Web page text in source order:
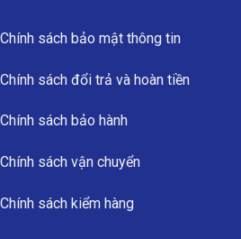
Chính sách bảo mật thông tin
Chính sách đổi trả và hoàn tiền
Chính sách bảo hành
Chính sách vận chuyển
Chính sách kiểm hàng